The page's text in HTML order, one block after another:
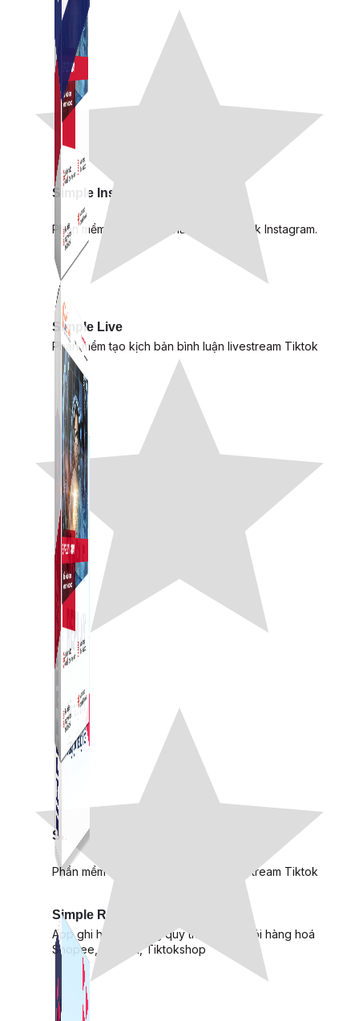
Simple Live
Phần mềm tạo kịch bản bình luận livestream Tiktok
Simple Replay
App ghi hình tự động quy trình đóng gói hàng hoá
Shopee, Lazada, Tiktokshop
Simple Instagram
Phần mềm gửi follow, nhắn tin, nuôi nick Instagram.
Simple Live
Phần mềm tạo kịch bản bình luận livestream Tiktok